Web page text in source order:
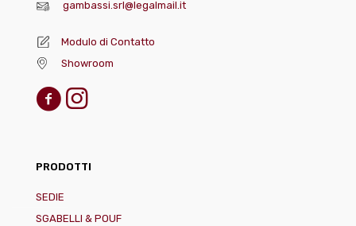
gambassi.srl@legalmail.it
Modulo di Contatto
Showroom
PRODOTTI
SEDIE
SGABELLI & POUF